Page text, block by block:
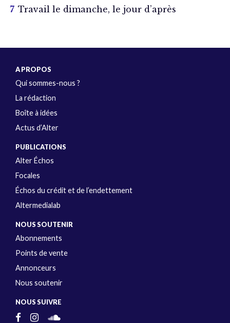
Travail le dimanche, le jour d’après
A PROPOS
Qui sommes-nous ?
La rédaction
Boîte à idées
Actus d’Alter
PUBLICATIONS
Alter Échos
Focales
Échos du crédit et de l’endettement
Altermedialab
NOUS SOUTENIR
Abonnements
Points de vente
Annonceurs
Nous soutenir
NOUS SUIVRE